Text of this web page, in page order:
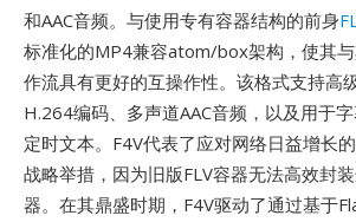
和AAC音频。与使用专有容器结构的前身
标准化的MP4兼容atom/box架构，使其
作流具有更好的互操作性。该格式支持高
H.264编码、多声道AAC音频，以及用于
定时文本。F4V代表了应对网络日益增长
战略举措，因为旧版FLV容器无法高效封
器。在其鼎盛时期，F4V驱动了通过基于